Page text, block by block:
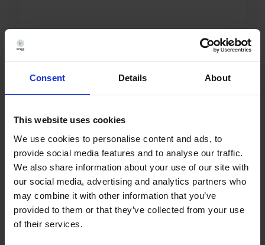
Consent Details About
This website uses cookies
We use cookies to personalise content and ads, to
provide social media features and to analyse our traffic.
We also share information about your use of our site with
our social media, advertising and analytics partners who
may combine it with other information that you’ve
provided to them or that they’ve collected from your use
of their services.
DIENSTLEISTUNGEN